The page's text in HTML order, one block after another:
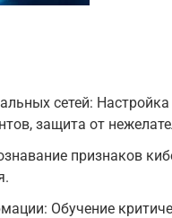
сетей:
защита от
признаков
Обучение